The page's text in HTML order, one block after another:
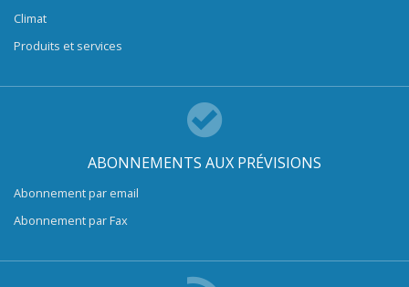
Climat
Produits et services
ABONNEMENTS AUX PRÉVISIONS
Abonnement par email
Abonnement par Fax